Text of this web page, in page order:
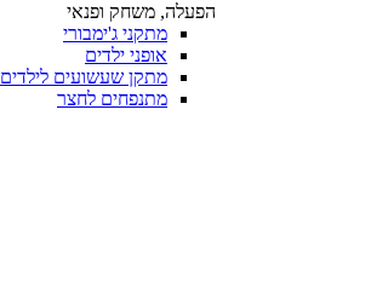
הפעלה, משחק ופנאי
מתקני ג'ימבורי
אופני ילדים
מתקן שעשועים לילדים
מתנפחים לחצר